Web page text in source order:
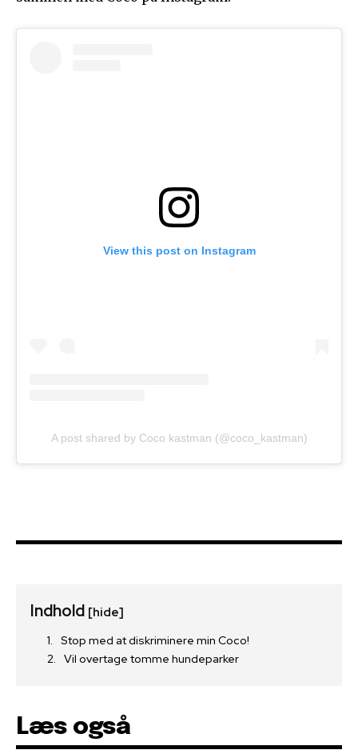
View this post on Instagram
A post shared by Coco kastman (@coco_kastman)
Indhold [hide]
Stop med at diskriminere min Coco!
Vil overtage tomme hundeparker
Læs også